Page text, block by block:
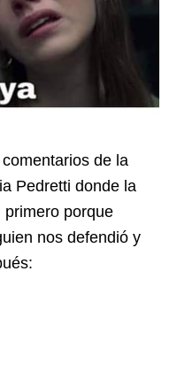
de la
Pedretti donde la
primero porque
nos defendió y